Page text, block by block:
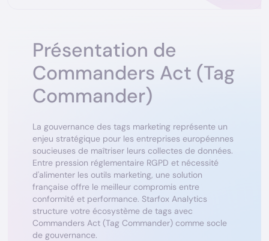
Présentation de
Commanders Act (Tag
Commander)
La gouvernance des tags marketing représente un
enjeu stratégique pour les entreprises européennes
soucieuses de maîtriser leurs collectes de données.
Entre pression réglementaire RGPD et nécessité
d'alimenter les outils marketing, une solution
française offre le meilleur compromis entre
conformité et performance. Starfox Analytics
structure votre écosystème de tags avec
Commanders Act (Tag Commander) comme socle
de gouvernance.